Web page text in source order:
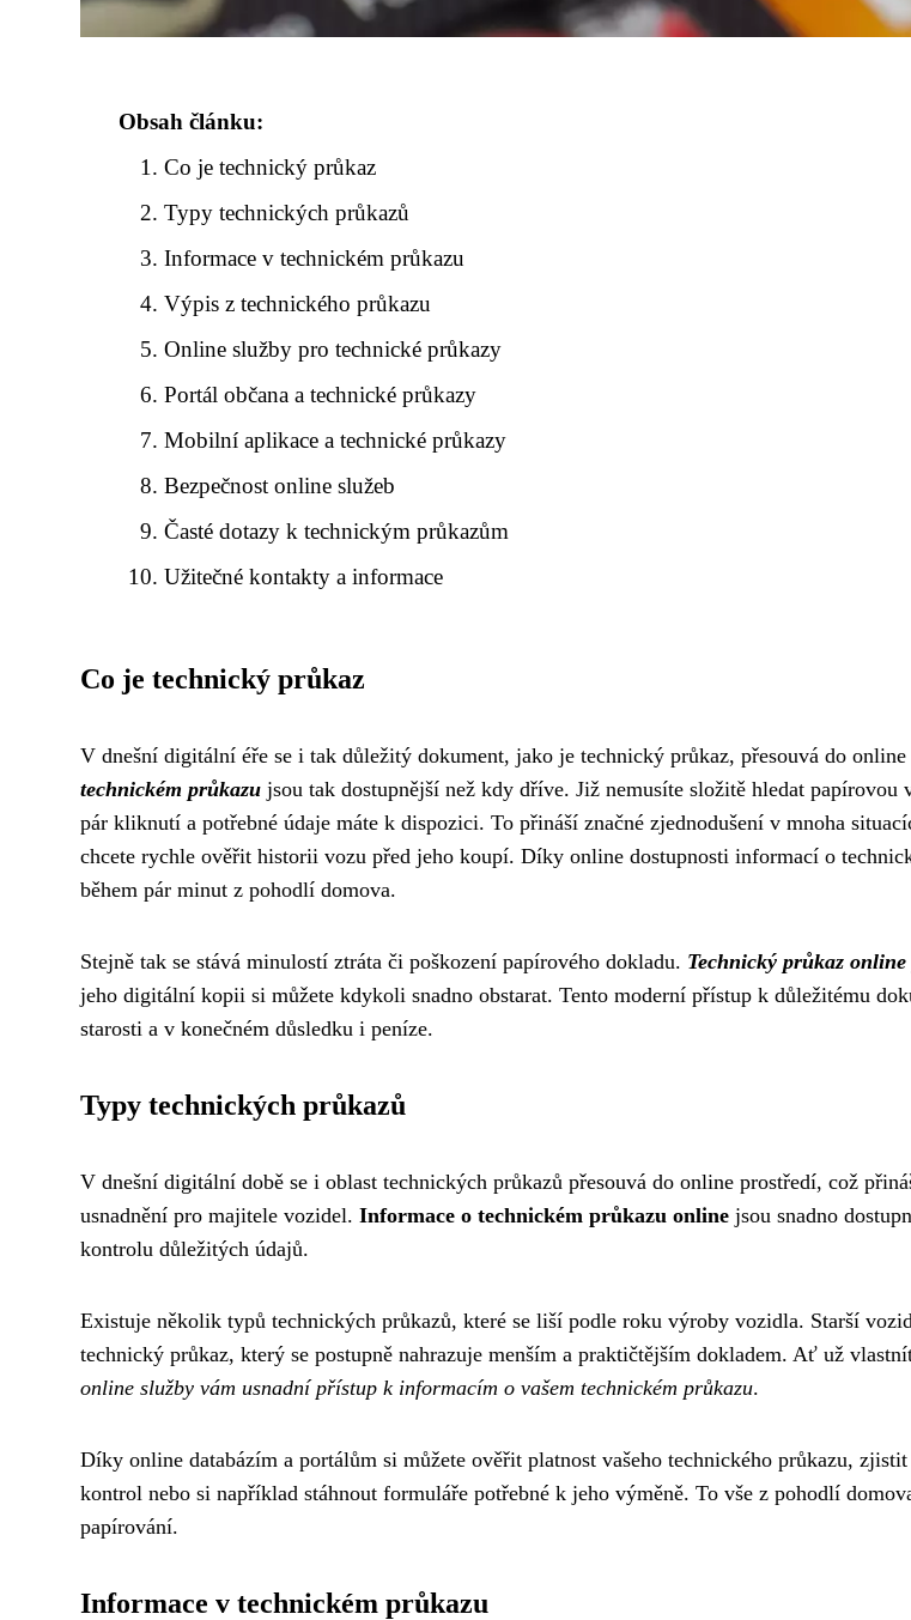
Obsah článku:
Co je technický průkaz
Typy technických průkazů
Informace v technickém průkazu
Výpis z technického průkazu
Online služby pro technické průkazy
Portál občana a technické průkazy
Mobilní aplikace a technické průkazy
Bezpečnost online služeb
Časté dotazy k technickým průkazům
Užitečné kontakty a informace
Co je technický průkaz
V dnešní digitální éře se i tak důležitý dokument, jako je technický průkaz, přesouvá do online
technickém průkazu jsou tak dostupnější než kdy dříve. Již nemusíte složitě hledat papírovou
pár kliknutí a potřebné údaje máte k dispozici. To přináší značné zjednodušení v mnoha
chcete rychle ověřit historii vozu před jeho koupí. Díky online dostupnosti informací o
během pár minut z pohodlí domova.
Stejně tak se stává minulostí ztráta či poškození papírového dokladu. Technický průkaz online
jeho digitální kopii si můžete kdykoli snadno obstarat. Tento moderní přístup k důležitému
starosti a v konečném důsledku i peníze.
Typy technických průkazů
V dnešní digitální době se i oblast technických průkazů přesouvá do online prostředí, což
usnadnění pro majitele vozidel. Informace o technickém průkazu online jsou snadno
kontrolu důležitých údajů.
Existuje několik typů technických průkazů, které se liší podle roku výroby vozidla. Starší
technický průkaz, který se postupně nahrazuje menším a praktičtějším dokladem. Ať už
online služby vám usnadní přístup k informacím o vašem technickém průkazu.
Díky online databázím a portálům si můžete ověřit platnost vašeho technického průkazu,
kontrol nebo si například stáhnout formuláře potřebné k jeho výměně. To vše z pohodlí
papírování.
Informace v technickém průkazu